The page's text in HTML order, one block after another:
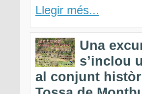
Llegir més...
Una
s’inclou
al conjunt